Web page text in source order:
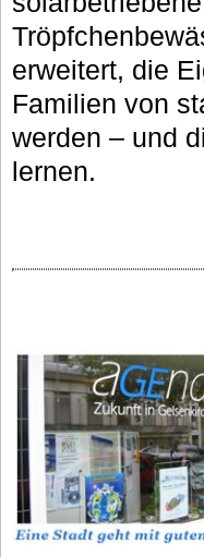
erweitert, die
Familien von
werden – und
lernen.